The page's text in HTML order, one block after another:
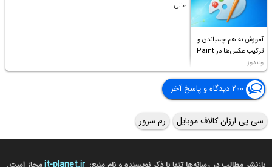
آموزش به هم چسباندن و
ترکیب عکس‌ها در Paint
ویندوز
عالی
۲۰۰ دیدگاه و پاسخ آخر
سی پی ارزان کالاف موبایل رم سرور